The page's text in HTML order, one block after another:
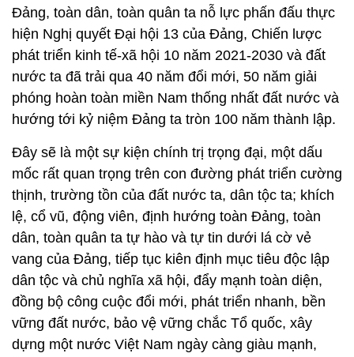
Đảng, toàn dân, toàn quân ta nỗ lực phấn đấu thực
hiện Nghị quyết Đại hội 13 của Đảng, Chiến lược
phát triển kinh tế-xã hội 10 năm 2021-2030 và đất
nước ta đã trải qua 40 năm đổi mới, 50 năm giải
phóng hoàn toàn miền Nam thống nhất đất nước và
hướng tới kỷ niệm Đảng ta tròn 100 năm thành lập.
Đây sẽ là một sự kiện chính trị trọng đại, một dấu
mốc rất quan trọng trên con đường phát triển cường
thịnh, trường tồn của đất nước ta, dân tộc ta; khích
lệ, cổ vũ, động viên, định hướng toàn Đảng, toàn
dân, toàn quân ta tự hào và tự tin dưới lá cờ vẻ
vang của Đảng, tiếp tục kiên định mục tiêu độc lập
dân tộc và chủ nghĩa xã hội, đẩy mạnh toàn diện,
đồng bộ công cuộc đổi mới, phát triển nhanh, bền
vững đất nước, bảo vệ vững chắc Tổ quốc, xây
dựng một nước Việt Nam ngày càng giàu mạnh,